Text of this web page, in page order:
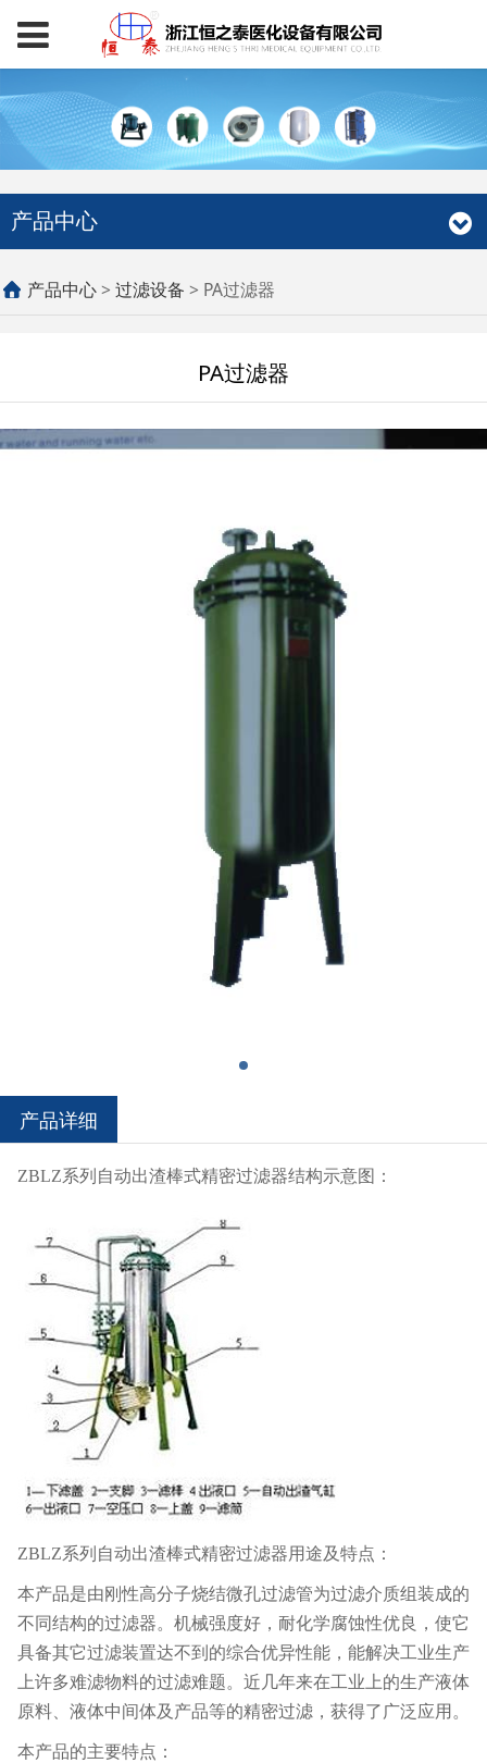
产品中心
PA过滤器
产品中心> 过滤设备 > PA过滤器
PA过滤器
产品详细
ZBLZ系列自动出渣棒式精密过滤器结构示意图：
ZBLZ系列自动出渣棒式精密过滤器用途及特点：
本产品是由刚性高分子烧结微孔过滤管为过滤介质组装成的
不同结构的过滤器。机械强度好，耐化学腐蚀性优良，使它
具备其它过滤装置达不到的综合优异性能，能解决工业生产
上许多难滤物料的过滤难题。近几年来在工业上的生产液体
原料、液体中间体及产品等的精密过滤，获得了广泛应用。
本产品的主要特点：